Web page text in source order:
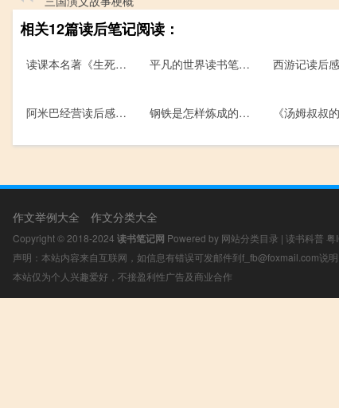
相关12篇读后笔记阅读：
读课本名著《生死攸关的烛光》后感400字 平凡的世界读书笔记1000字
阿米巴经营读后感作文 钢铁是怎样炼成的读后感300字
作文举例大全 作文分类大全
Copyright © 2018-2024 读书笔记网 Powered by 网站分类目录 | 读书科普 粤
声明：本站内容来自互联网，如信息有错误可发邮件到f_fb@foxmail.com说
本站仅为个人兴趣爱好，不接盈利性广告及商业合作